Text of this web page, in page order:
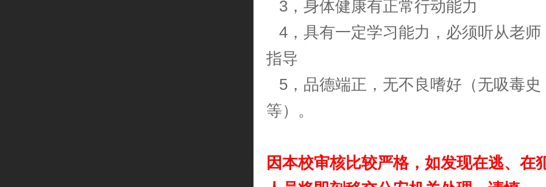
3，身体健康有正常行动能力
4，具有一定学习能力，必须听从老师
指导
5，品德端正，无不良嗜好（无吸毒史
等）。
因本校审核比较严格，如发现在逃、在